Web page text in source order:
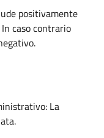
positivamente
caso contrario
La